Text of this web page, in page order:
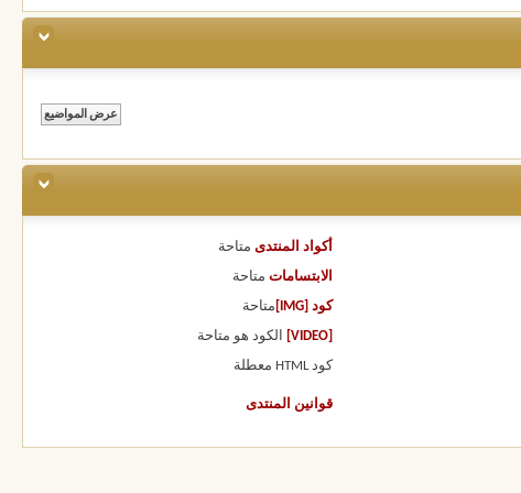
أكواد المنتدى متاحة
الابتسامات متاحة
كود [IMG] متاحة
الكود هو متاحة
كود HTML معطلة
قوانين المنتدى